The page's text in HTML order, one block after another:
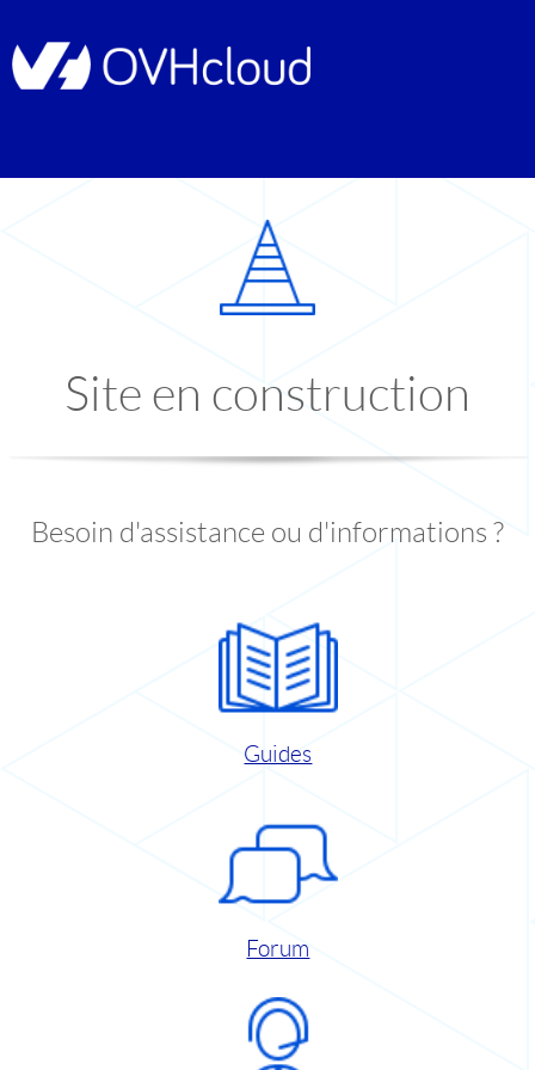
Site en construction
Besoin d'assistance ou d'informations ?
Guides
Forum